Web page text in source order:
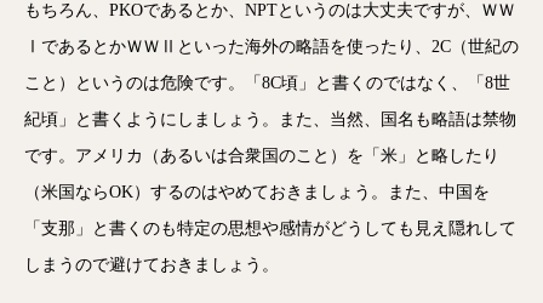
もちろん、PKOであるとか、NPTというのは大丈夫ですが、ＷＷ
ⅠであるとかＷＷⅡといった海外の略語を使ったり、2C（世紀の
こと）というのは危険です。「8C頃」と書くのではなく、「8世
紀頃」と書くようにしましょう。また、当然、国名も略語は禁物
です。アメリカ（あるいは合衆国のこと）を「米」と略したり
（米国ならOK）するのはやめておきましょう。また、中国を
「支那」と書くのも特定の思想や感情がどうしても見え隠れして
しまうので避けておきましょう。